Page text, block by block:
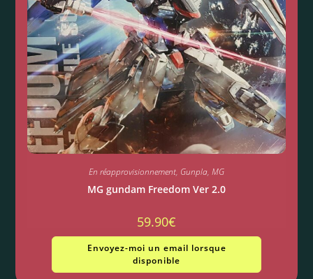
En réapprovisionnement, Gunpla, MG
MG gundam Freedom Ver 2.0
59.90€
Envoyez-moi un email lorsque
disponible